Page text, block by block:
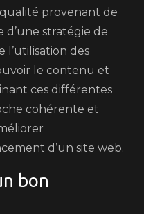
provenant de
d’une stratégie de
l’utilisation des
le contenu et
ces différentes
cohérente et
d’un site web.
bon